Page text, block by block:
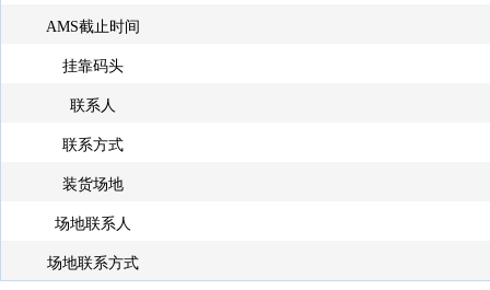
AMS截止时间
挂靠码头
联系人
联系方式
装货场地
场地联系人
场地联系方式